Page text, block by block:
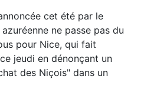
cet été par le
ne passe pas du
pour Nice, qui fait
jeudi en dénonçant un
des Niçois" dans un